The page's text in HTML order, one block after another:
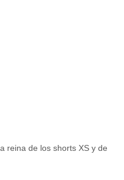
reina de los shorts XS y de